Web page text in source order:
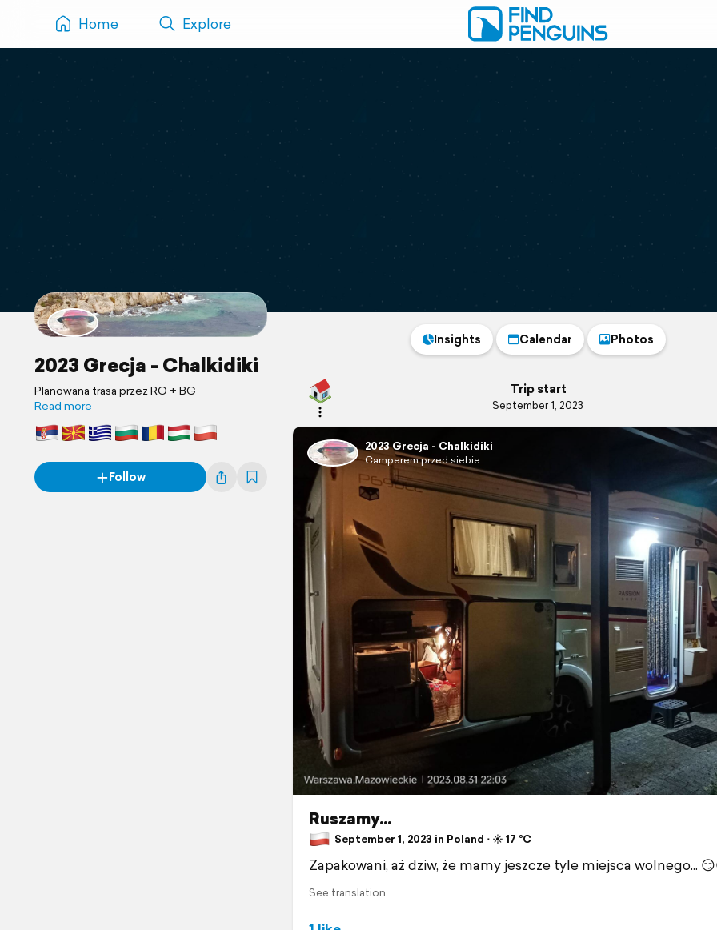
Home Explore
2023 Grecja - Chalkidiki
Planowana trasa przez RO + BG
Read more
Follow
Insights Calendar Photos
Trip start
September 1, 2023
2023 Grecja - Chalkidiki
Camperem przed siebie
Ruszamy...
September 1, 2023 in Poland ⋅ ☀️ 17 °C
Zapakowani, aż dziw, że mamy jeszcze tyle miejsca wolnego...
See translation